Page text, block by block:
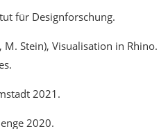
für Designforschung.
Stein), Visualisation in Rhino.
2021.
2020.